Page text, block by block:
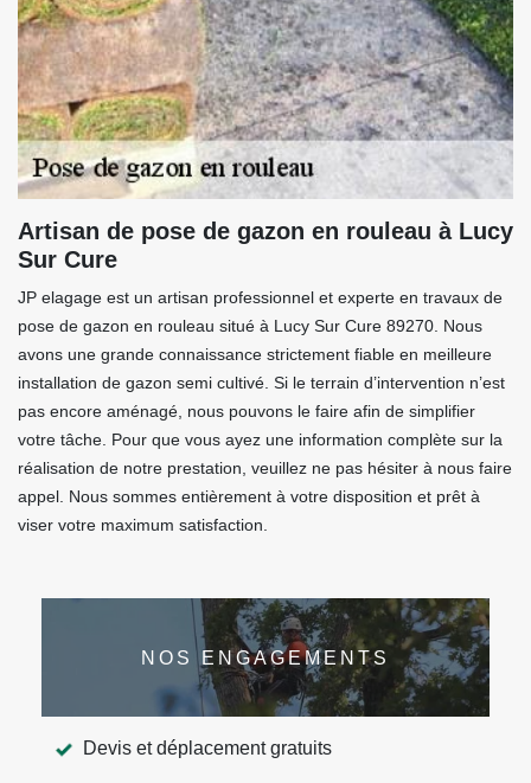
Artisan de pose de gazon en rouleau à Lucy
Sur Cure
JP elagage est un artisan professionnel et experte en travaux de
pose de gazon en rouleau situé à Lucy Sur Cure 89270. Nous
avons une grande connaissance strictement fiable en meilleure
installation de gazon semi cultivé. Si le terrain d’intervention n’est
pas encore aménagé, nous pouvons le faire afin de simplifier
votre tâche. Pour que vous ayez une information complète sur la
réalisation de notre prestation, veuillez ne pas hésiter à nous faire
appel. Nous sommes entièrement à votre disposition et prêt à
viser votre maximum satisfaction.
NOS ENGAGEMENTS
Devis et déplacement gratuits